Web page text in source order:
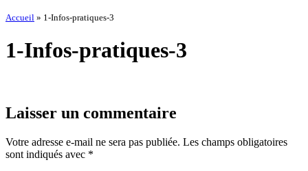
Accueil » 1-Infos-pratiques-3
1-Infos-pratiques-3
Laisser un commentaire
Votre adresse e-mail ne sera pas publiée. Les champs obligatoires
sont indiqués avec *